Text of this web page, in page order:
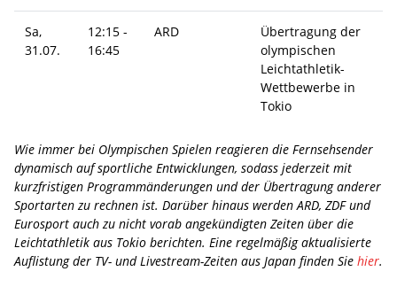
Sa,
31.07.
12:15 -
16:45
ARD
Übertragung der
olympischen
Leichtathletik-
Wettbewerbe in
Tokio
Wie immer bei Olympischen Spielen reagieren die Fernsehsender
dynamisch auf sportliche Entwicklungen, sodass jederzeit mit
kurzfristigen Programmänderungen und der Übertragung anderer
Sportarten zu rechnen ist. Darüber hinaus werden ARD, ZDF und
Eurosport auch zu nicht vorab angekündigten Zeiten über die
Leichtathletik aus Tokio berichten. Eine regelmäßig aktualisierte
Auflistung der TV- und Livestream-Zeiten aus Japan finden Sie hier.